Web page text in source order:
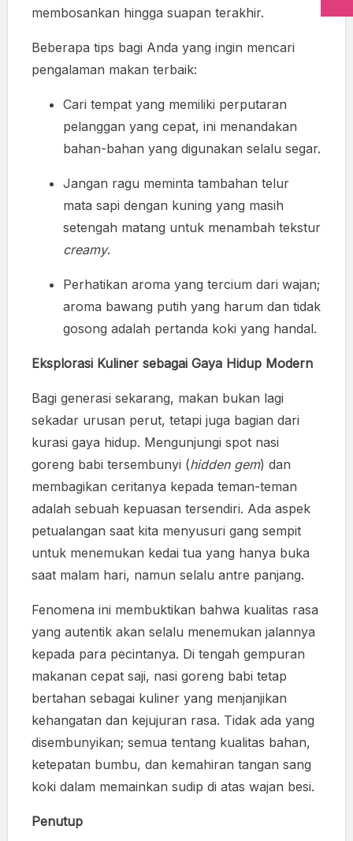
membosankan hingga suapan terakhir.
Beberapa tips bagi Anda yang ingin mencari
pengalaman makan terbaik:
Cari tempat yang memiliki perputaran
pelanggan yang cepat, ini menandakan
bahan-bahan yang digunakan selalu segar.
Jangan ragu meminta tambahan telur
mata sapi dengan kuning yang masih
setengah matang untuk menambah tekstur
creamy.
Perhatikan aroma yang tercium dari wajan;
aroma bawang putih yang harum dan tidak
gosong adalah pertanda koki yang handal.
Eksplorasi Kuliner sebagai Gaya Hidup Modern
Bagi generasi sekarang, makan bukan lagi
sekadar urusan perut, tetapi juga bagian dari
kurasi gaya hidup. Mengunjungi spot nasi
goreng babi tersembunyi (hidden gem) dan
membagikan ceritanya kepada teman-teman
adalah sebuah kepuasan tersendiri. Ada aspek
petualangan saat kita menyusuri gang sempit
untuk menemukan kedai tua yang hanya buka
saat malam hari, namun selalu antre panjang.
Fenomena ini membuktikan bahwa kualitas rasa
yang autentik akan selalu menemukan jalannya
kepada para pecintanya. Di tengah gempuran
makanan cepat saji, nasi goreng babi tetap
bertahan sebagai kuliner yang menjanjikan
kehangatan dan kejujuran rasa. Tidak ada yang
disembunyikan; semua tentang kualitas bahan,
ketepatan bumbu, dan kemahiran tangan sang
koki dalam memainkan sudip di atas wajan besi.
Penutup